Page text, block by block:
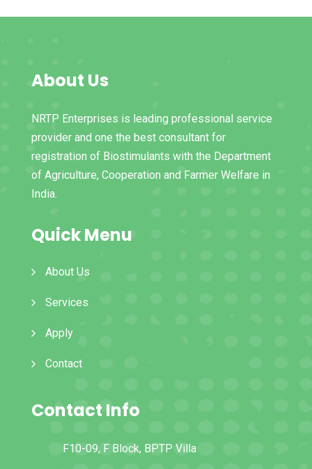
About Us
NRTP Enterprises is leading professional service
provider and one the best consultant for
registration of Biostimulants with the Department
of Agriculture, Cooperation and Farmer Welfare in
India.
Quick Menu
About Us
Services
Apply
Contact
Contact Info
F10-09, F Block, BPTP Villa